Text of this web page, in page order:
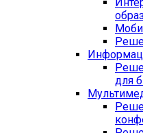
для